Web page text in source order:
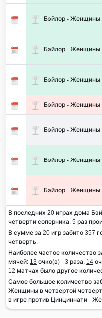
Бэйлор - Женщины
Бэйлор - Женщины
Бэйлор - Женщины
Бэйлор - Женщины
Бэйлор - Женщины
Бэйлор - Женщины
Бэйлор - Женщины
В последних 20 играх дома
четверти соперника. 5 раз
В сумме за 20 игр забито 357
четверть.
Наиболее частое количество
мячей: 13 очко(в) - 3 раза, 14
12 матчах было другое
Самое большое количество
Женщины в четвертой
в игре против Цинциннати -